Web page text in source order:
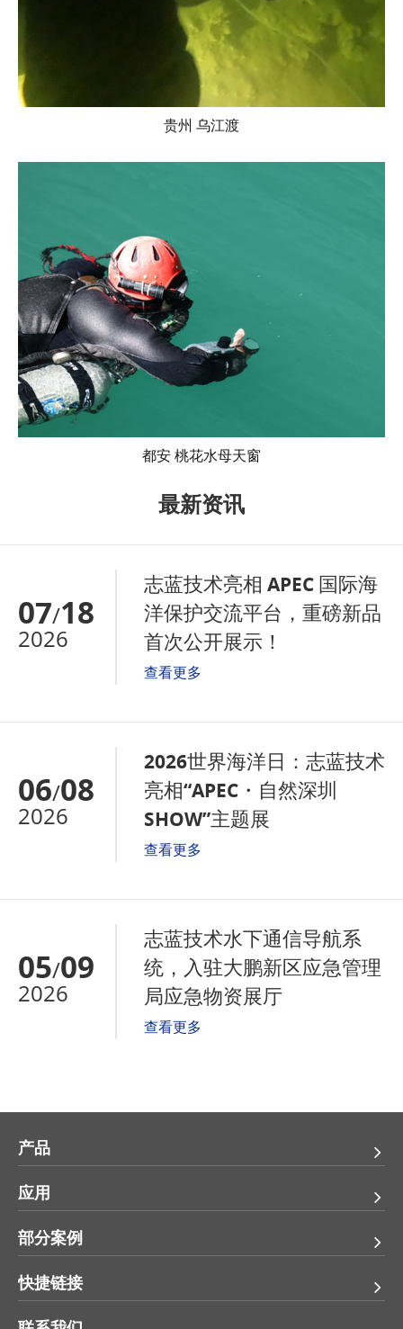
贵州 乌江渡
都安 桃花水母天窗
最新资讯
07/18
2026
志蓝技术亮相 APEC 国际海
洋保护交流平台，重磅新品
首次公开展示！
查看更多
06/08
2026
2026世界海洋日：志蓝技术
亮相“APEC・自然深圳
SHOW”主题展
查看更多
05/09
2026
志蓝技术水下通信导航系
统，入驻大鹏新区应急管理
局应急物资展厅
查看更多
产品
应用
部分案例
快捷链接